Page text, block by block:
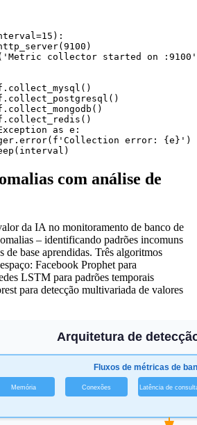
collector started on
as e:
error: {e}')
com análise de
da IA ​​no monitoramento de banco de
– identificando padrões incomuns
de base aprendidas. Três algoritmos
Facebook Prophet para
LSTM para padrões temporais
para detecção multivariada de valores
Arquitetura de
Fluxos de métricas de
Memória Conexões Latência de